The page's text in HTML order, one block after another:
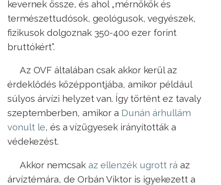
kevernek össze, és ahol „mérnökök és
természettudósok, geológusok, vegyészek,
fizikusok dolgoznak 350-400 ezer forint
bruttókért”.
Az OVF általában csak akkor kerül az
érdeklődés középpontjába, amikor például
súlyos árvízi helyzet van. Így történt ez tavaly
szeptemberben, amikor a Dunán árhullám
vonult le, és a vízügyesek irányították a
védekezést.
Akkor nemcsak az ellenzék ugrott rá az
árvíztémára, de Orbán Viktor is igyekezett a